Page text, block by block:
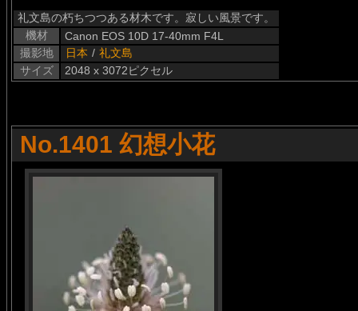
礼文島の朽ちつつある材木です。寂しい風景です。
機材
Canon EOS 10D 17-40mm F4L
撮影地
日本 / 礼文島
サイズ
2048 x 3072ピクセル
No.1401 幻想小花